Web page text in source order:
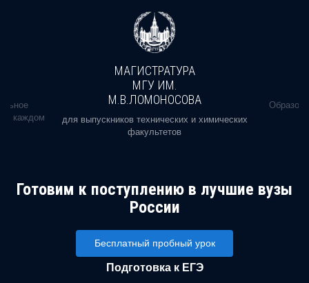
в каждом
МАГИСТРАТУРА
МГУ ИМ.
М.В.ЛОМОНОСОВА
для выпускников технических и химических
факультетов
Готовим к поступлению в лучшие вузы
России
Бесплатный пробный урок
Подготовка к ЕГЭ